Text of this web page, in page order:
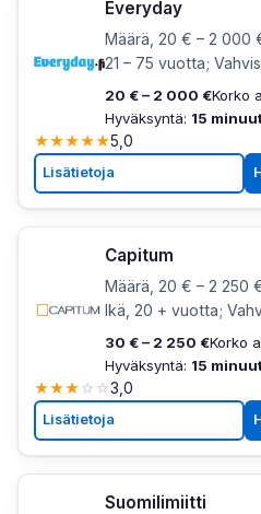
Everyday
Määrä, 20 € – 2 000
21 – 75 vuotta;
20 € – 2 000 €Korko
Hyväksyntä: 15
★★★★★5,0
Lisätietoja
Capitum
Määrä, 20 € – 2 250
Ikä, 20 + vuotta;
30 € – 2 250 €Korko
Hyväksyntä: 15
★★★☆ ☆3,0
Lisätietoja
Suomilimiitti